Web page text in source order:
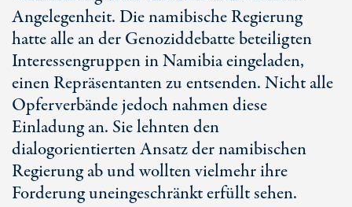
Angelegenheit. Die namibische Regierung
hatte alle an der Genoziddebatte beteiligten
Interessengruppen in Namibia eingeladen,
einen Repräsentanten zu entsenden. Nicht alle
Opferverbände jedoch nahmen diese
Einladung an. Sie lehnten den
dialogorientierten Ansatz der namibischen
Regierung ab und wollten vielmehr ihre
Forderung uneingeschränkt erfüllt sehen.